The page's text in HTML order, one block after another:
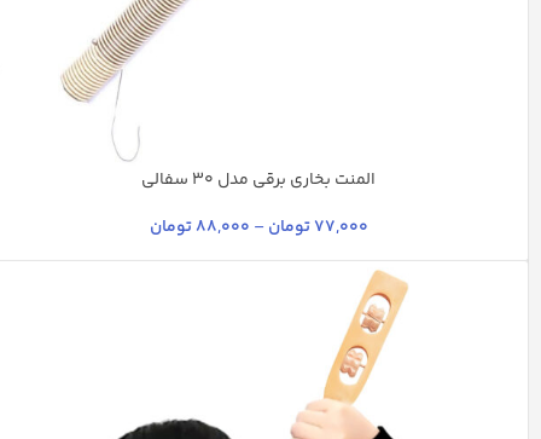
چند رنگسفیدکرم
المنت بخاری برقی مدل 30 سفالی
77,000 تومان –
88,000 تومان